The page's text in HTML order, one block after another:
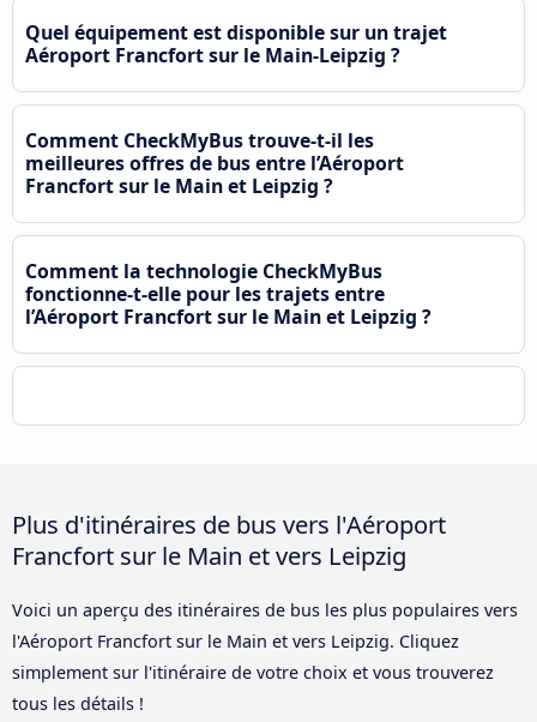
Quel équipement est disponible sur un trajet
Aéroport Francfort sur le Main-Leipzig ?
Comment CheckMyBus trouve-t-il les
meilleures offres de bus entre l’Aéroport
Francfort sur le Main et Leipzig ?
Comment la technologie CheckMyBus
fonctionne-t-elle pour les trajets entre
l’Aéroport Francfort sur le Main et Leipzig ?
Plus d'itinéraires de bus vers l'Aéroport
Francfort sur le Main et vers Leipzig
Voici un aperçu des itinéraires de bus les plus populaires vers
l'Aéroport Francfort sur le Main et vers Leipzig. Cliquez
simplement sur l'itinéraire de votre choix et vous trouverez
tous les détails !